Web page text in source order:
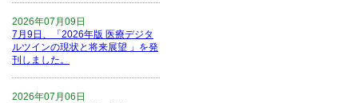
2026年07月09日
7月9日、「2026年版 医療デジタ
ルツインの現状と将来展望 」を発
刊しました。
2026年07月06日